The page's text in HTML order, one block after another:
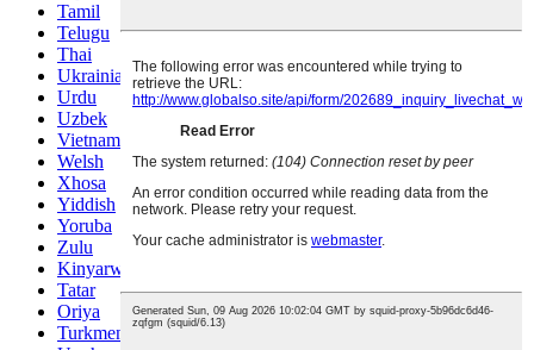
Tamil
Telugu
Thai
Ukrainian
Urdu
Uzbek
Vietnamese
Welsh
Xhosa
Yiddish
Yoruba
Zulu
Kinyarwanda
Tatar
Oriya
Turkmen